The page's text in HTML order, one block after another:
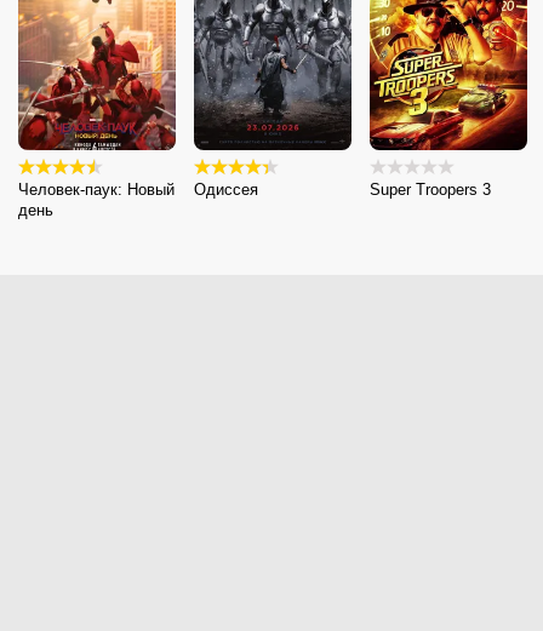
Человек-паук: Новый
день
Одиссея Super Troopers 3